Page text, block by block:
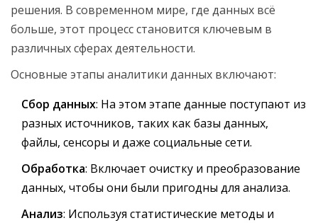
решения. В современном мире, где данных всё
больше, этот процесс становится ключевым в
различных сферах деятельности.
Основные этапы аналитики данных включают:
Сбор данных: На этом этапе данные поступают из
разных источников, таких как базы данных,
файлы, сенсоры и даже социальные сети.
Обработка: Включает очистку и преобразование
данных, чтобы они были пригодны для анализа.
Анализ: Используя статистические методы и